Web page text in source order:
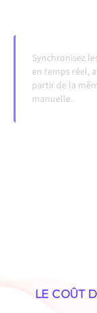
Synchronisez
en temps réel,
partir de la
manuelle.
LE COÛT